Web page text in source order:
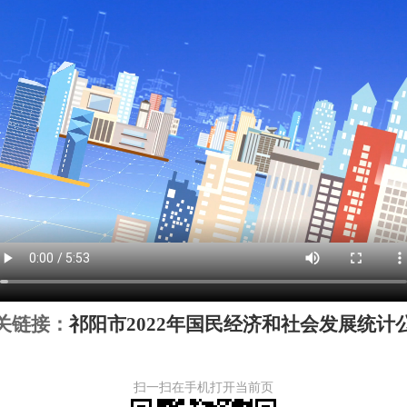
链接：祁阳市2022年国民经济和社会发展统计
扫一扫在手机打开当前页